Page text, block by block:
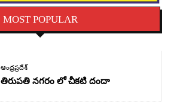
MOST POPULAR
ఆంధ్రప్రదేశ్
తిరుపతి నగరం లో చీకటి దందా